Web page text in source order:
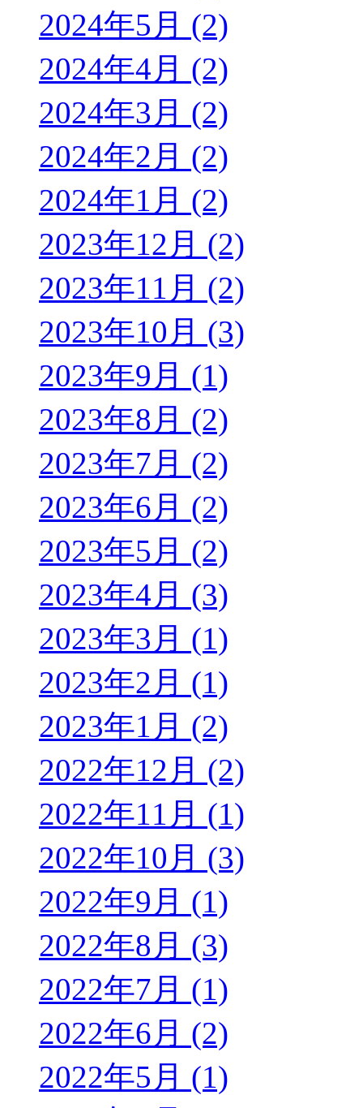
2024年5月 (2)
2024年4月 (2)
2024年3月 (2)
2024年2月 (2)
2024年1月 (2)
2023年12月 (2)
2023年11月 (2)
2023年10月 (3)
2023年9月 (1)
2023年8月 (2)
2023年7月 (2)
2023年6月 (2)
2023年5月 (2)
2023年4月 (3)
2023年3月 (1)
2023年2月 (1)
2023年1月 (2)
2022年12月 (2)
2022年11月 (1)
2022年10月 (3)
2022年9月 (1)
2022年8月 (3)
2022年7月 (1)
2022年6月 (2)
2022年5月 (1)